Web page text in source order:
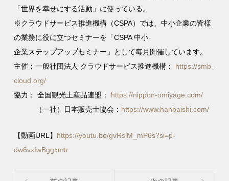
「世界を幸せにする活動」に使っている。
※クラウドサービス推進機構（CSPA）では、中小企業の皆様
の業務に役に立つセミナーを「CSPA 中小
企業ステップアップセミナー」として毎月開催しています。
主催：一般社団法人 クラウドサービス推進機構： https://smb-
cloud.org/
協力： 全国観光土産品連盟： https://nippon-omiyage.com/
（一社）日本販売士協会： https://www.hanbaishi.com/
【動画URL】 https://youtu.be/gvRslM_mP6s?si=p-
dw6vxIwBggxmtr